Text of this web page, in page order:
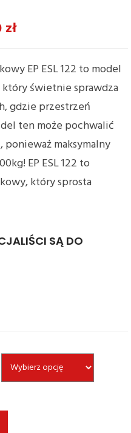
zł
EP ESL 122 to model
świetnie sprawdza
gdzie przestrzeń
ten może pochwalić
maksymalny
EP ESL 122 to
który sprosta
SĄ DO